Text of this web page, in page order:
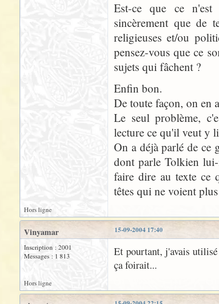
Est-ce que ce
sincèrement que de
religieuses et/ou
pensez-vous que ce
sujets qui fâchent ?
Enfin bon.
De toute façon, on en
Le seul problème,
lecture ce qu'il veut y
On a déjà parlé de ce
dont parle Tolkien
faire dire au texte ce
têtes qui ne voient
Hors ligne
15-09-2004 17:40
Vinyamar
Inscription : 2001
Messages : 1 813
Et pourtant, j'avais utilisé
ça foirait...
Hors ligne